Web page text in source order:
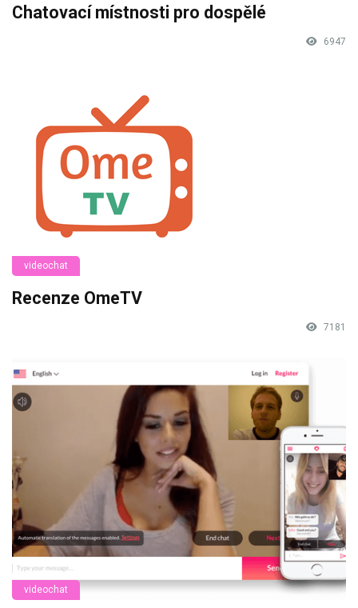
Chatovací místnosti pro dospělé
6947
videochat
Recenze OmeTV
7181
videochat